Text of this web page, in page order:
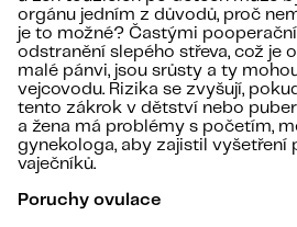
orgánu jedním z důvodů, proč
je to možné? Častými
odstranění slepého střeva, což je
malé pánvi, jsou srůsty a ty
vejcovodu. Rizika se zvyšují,
tento zákrok v dětství nebo
a žena má problémy s početím,
gynekologa, aby zajistil vyšetření
vaječníků.
Poruchy ovulace